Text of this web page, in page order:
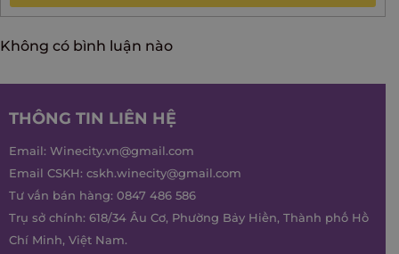
Không có bình luận nào
THÔNG TIN LIÊN HỆ
Email: Winecity.vn@gmail.com
Email CSKH: cskh.winecity@gmail.com
Tư vấn bán hàng: 0847 486 586
Trụ sở chính: 618/34 Âu Cơ, Phường Bảy Hiền, Thành phố Hồ
Chí Minh, Việt Nam.